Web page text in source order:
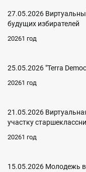
27.05.2026
будущих избирателей
20261 год
25.05.2026 "Terra
20261 год
21.05.2026
участку
20261 год
15.05.2026 Молодежь